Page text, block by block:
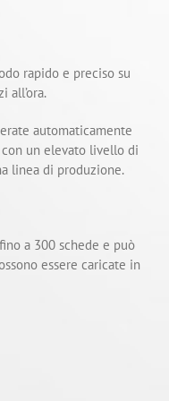
rapido e preciso su
all’ora.
automaticamente
un elevato livello di
linea di produzione.
a 300 schede e può
essere caricate in